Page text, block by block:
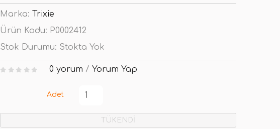
Marka: Trixie
Ürün Kodu: P0002412
Stok Durumu: Stokta Yok
0 yorum / Yorum Yap
Adet
TÜKENDİ